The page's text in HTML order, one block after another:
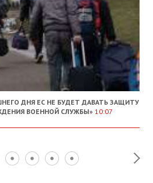
ДНЯ ЕС НЕ БУДЕТ ДАВАТЬ ЗАЩИТУ
ВОЕННОЙ СЛУЖБЫ» 10:07